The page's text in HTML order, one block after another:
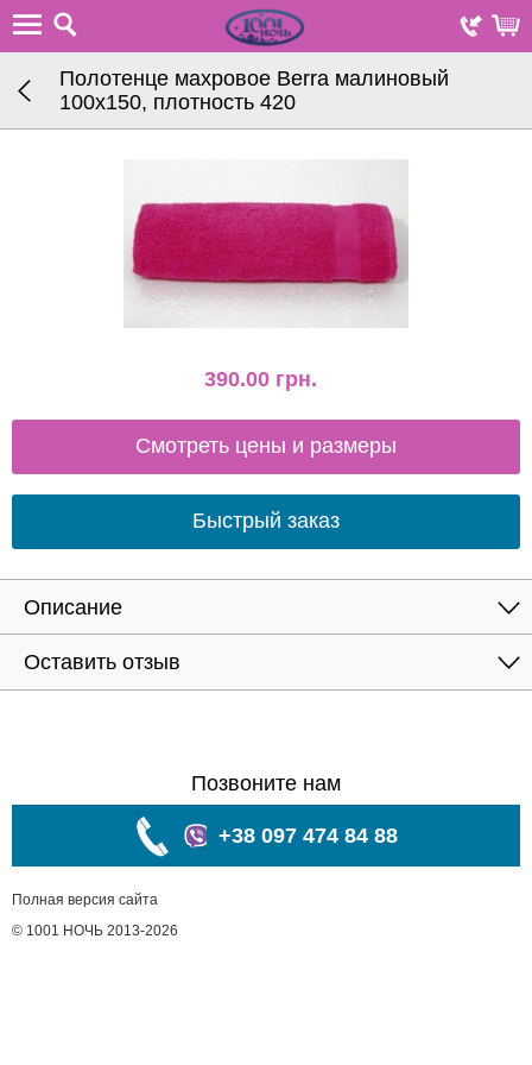
Полотенце махровое Berra малиновый
100х150, плотность 420
390.00 грн.
Смотреть цены и размеры
Быстрый заказ
Описание
Оставить отзыв
Позвоните нам
+38 097 474 84 88
Полная версия сайта
© 1001 НОЧЬ 2013-2026